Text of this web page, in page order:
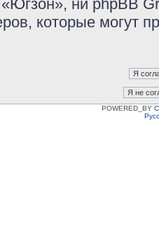
ни phpBB
которые могут
POWERED_BY